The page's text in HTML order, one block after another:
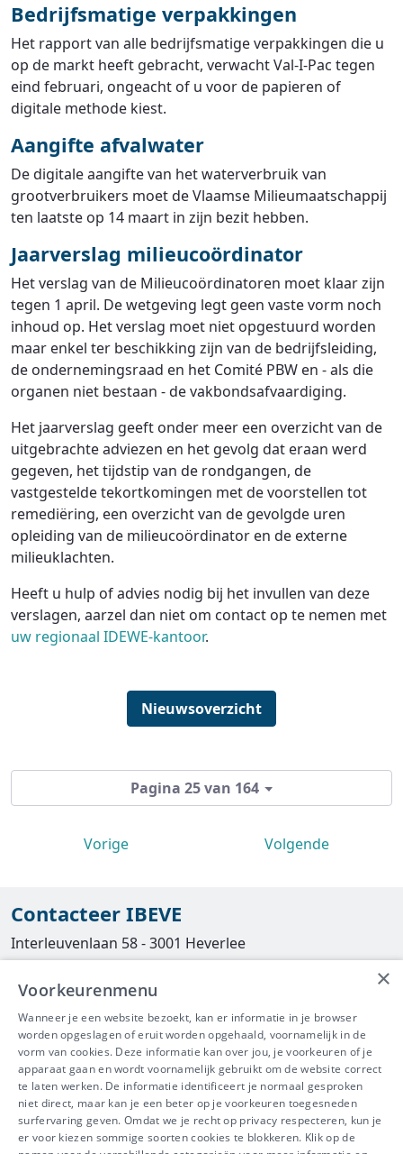
Bedrijfsmatige verpakkingen
Het rapport van alle bedrijfsmatige verpakkingen die u
op de markt heeft gebracht, verwacht Val-I-Pac tegen
eind februari, ongeacht of u voor de papieren of
digitale methode kiest.
Aangifte afvalwater
De digitale aangifte van het waterverbruik van
grootverbruikers moet de Vlaamse Milieumaatschappij
ten laatste op 14 maart in zijn bezit hebben.
Jaarverslag milieucoördinator
Het verslag van de Milieucoördinatoren moet klaar zijn
tegen 1 april. De wetgeving legt geen vaste vorm noch
inhoud op. Het verslag moet niet opgestuurd worden
maar enkel ter beschikking zijn van de bedrijfsleiding,
de ondernemingsraad en het Comité PBW en - als die
organen niet bestaan - de vakbondsafvaardiging.
Het jaarverslag geeft onder meer een overzicht van de
uitgebrachte adviezen en het gevolg dat eraan werd
gegeven, het tijdstip van de rondgangen, de
vastgestelde tekortkomingen met de voorstellen tot
remediëring, een overzicht van de gevolgde uren
opleiding van de milieucoördinator en de externe
milieuklachten.
Heeft u hulp of advies nodig bij het invullen van deze
verslagen, aarzel dan niet om contact op te nemen met
uw regionaal IDEWE-kantoor.
Nieuwsoverzicht
Pagina 25 van 164
Vorige Volgende
Contacteer IBEVE
Interleuvenlaan 58 - 3001 Heverlee
016/390490
info@ibeve.be
asbest@ibeve.be
Ondernemingsnummer: 0436 612 044
×
Voorkeurenmenu
Wanneer je een website bezoekt, kan er informatie in je browser
worden opgeslagen of eruit worden opgehaald, voornamelijk in de
vorm van cookies. Deze informatie kan over jou, je voorkeuren of je
apparaat gaan en wordt voornamelijk gebruikt om de website correct
te laten werken. De informatie identificeert je normaal gesproken
niet direct, maar kan je een beter op je voorkeuren toegesneden
surfervaring geven. Omdat we je recht op privacy respecteren, kun je
er voor kiezen sommige soorten cookies te blokkeren. Klik op de